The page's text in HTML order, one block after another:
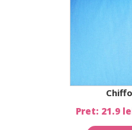
Pret: 21.9